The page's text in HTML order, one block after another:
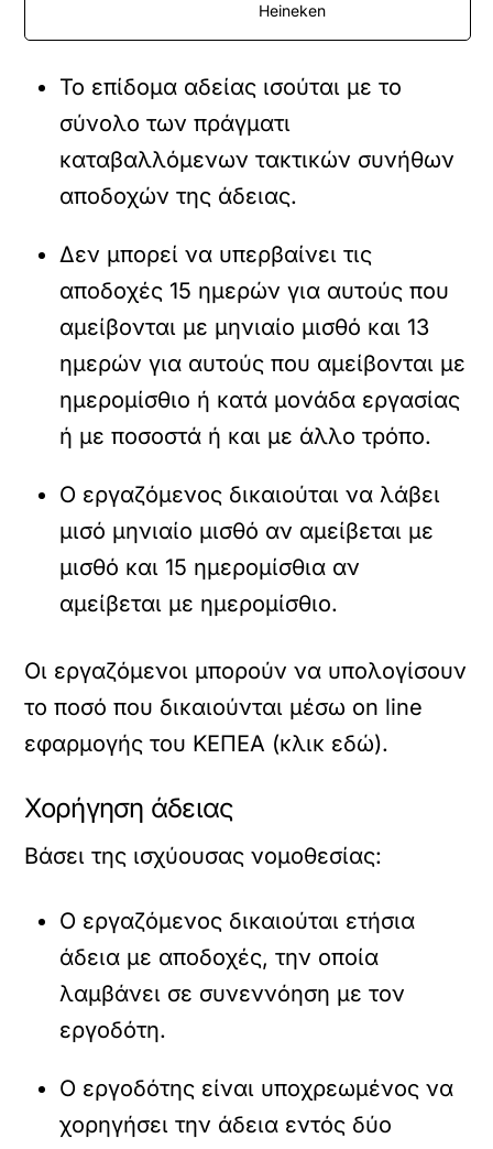
Heineken
Το επίδομα αδείας ισούται με το
σύνολο των πράγματι
καταβαλλόμενων τακτικών συνήθων
αποδοχών της άδειας.
Δεν μπορεί να υπερβαίνει τις
αποδοχές 15 ημερών για αυτούς που
αμείβονται με μηνιαίο μισθό και 13
ημερών για αυτούς που αμείβονται με
ημερομίσθιο ή κατά μονάδα εργασίας
ή με ποσοστά ή και με άλλο τρόπο.
Ο εργαζόμενος δικαιούται να λάβει
μισό μηνιαίο μισθό αν αμείβεται με
μισθό και 15 ημερομίσθια αν
αμείβεται με ημερομίσθιο.
Οι εργαζόμενοι μπορούν να υπολογίσουν
το ποσό που δικαιούνται μέσω on line
εφαρμογής του ΚΕΠΕΑ (κλικ εδώ).
Χορήγηση άδειας
Βάσει της ισχύουσας νομοθεσίας:
Ο εργαζόμενος δικαιούται ετήσια
άδεια με αποδοχές, την οποία
λαμβάνει σε συνεννόηση με τον
εργοδότη.
Ο εργοδότης είναι υποχρεωμένος να
χορηγήσει την άδεια εντός δύο